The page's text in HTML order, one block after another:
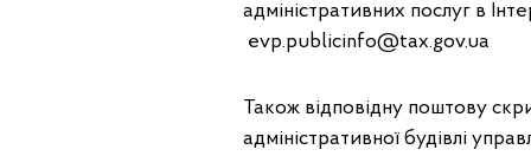
адміністративних послуг в
evp.publicinfo@tax.gov.ua
Також відповідну поштову
адміністративної будівлі